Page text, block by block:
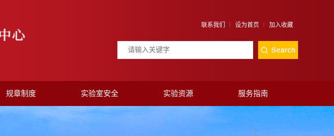
联系我们 设为首页 加入收藏
规章制度 实验室安全 实验资源 服务指南